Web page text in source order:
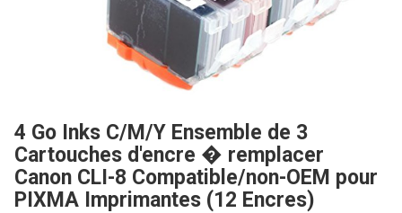
4 Go Inks C/M/Y Ensemble de 3
Cartouches d'encre � remplacer
Canon CLI-8 Compatible/non-OEM pour
PIXMA Imprimantes (12 Encres)